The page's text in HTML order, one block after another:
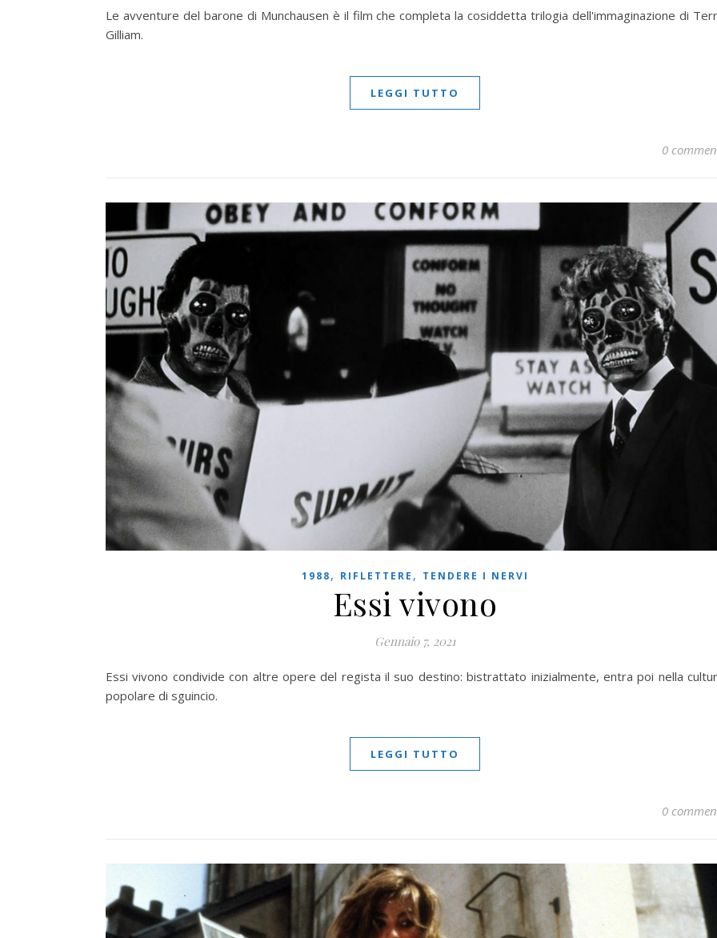
Le avventure del barone di Munchausen è il film che completa la cosiddetta trilogia dell'immaginazione di
Gilliam.
LEGGI TUTTO
0
1988, RIFLETTERE , TENDERE I NERVI
Essi vivono
Gennaio 7, 2021
Essi vivono condivide con altre opere del regista il suo destino: bistrattato inizialmente, entra poi nella
popolare di sguincio.
LEGGI TUTTO
0